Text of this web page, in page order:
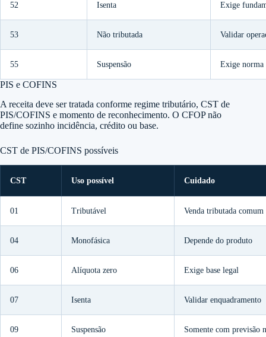
52 Isenta Exige
53 Não tributada Validar
55 Suspensão Exige norma
PIS e COFINS
A receita deve ser tratada conforme regime tributário, CST de
PIS/COFINS e momento de reconhecimento. O CFOP não
define sozinho incidência, crédito ou base.
CST de PIS/COFINS possíveis
CST Uso possível Cuidado
01 Tributável Venda tributada comum
04 Monofásica Depende do produto
06 Alíquota zero Exige base legal
07 Isenta Validar enquadramento
09 Suspensão Somente com previsão